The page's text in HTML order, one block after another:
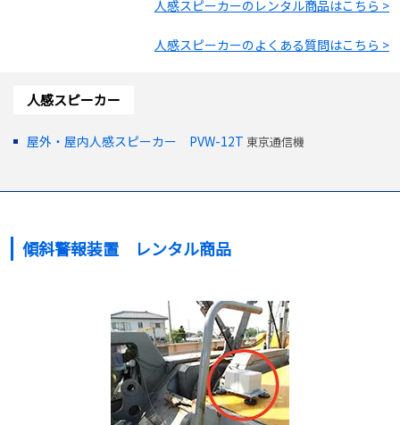
人感スピーカーのレンタル商品はこちら >
人感スピーカーのよくある質問はこちら >
人感スピーカー
屋外・屋内人感スピーカー PVW-12T 東京通信機
傾斜警報装置 レンタル商品